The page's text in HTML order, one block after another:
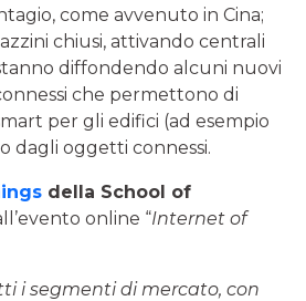
come avvenuto in Cina;
chiusi, attivando centrali
diffondendo alcuni nuovi
che permettono di
per gli edifici (ad esempio
dagli oggetti connessi.
della School of
online “Internet of
i segmenti di mercato, con